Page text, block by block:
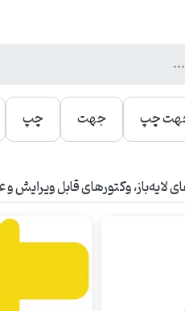
چپ جهت چپ